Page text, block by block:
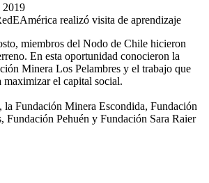
2019
miembros del Nodo de Chile hicieron
En esta oportunidad conocieron la
Minera Los Pelambres y el trabajo que
maximizar el capital social.
la Fundación Minera Escondida, Fundación
Fundación Pehuén y Fundación Sara Raier